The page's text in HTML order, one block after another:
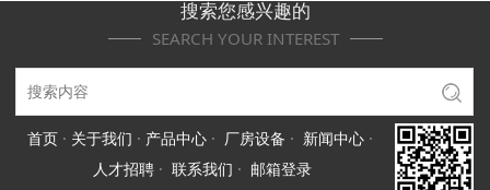
搜索您感兴趣的
SEARCH YOUR INTEREST
首页· 关于我们 · 产品中心· 厂房设备 · 新闻中心·
人才招聘· 联系我们 · 邮箱登录